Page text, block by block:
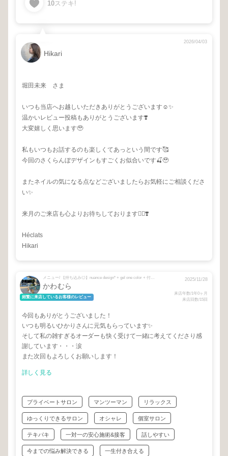
10ステキ!
Hikari
2026/04/03
堀田未来 さま
いつも当店へお越しいただきありがとうございます☺️✨
温かいレビュー投稿もありがとうございます❣️
大変嬉しく思います🥹
私もいつもお話するのも楽しくてあっという間です🥰
今回のさくらんぼデザインもすごくお似合いです🍒🥹
またネイルの気になる点などございましたらお気軽にご相談くださ
い✨
来月のご来店も心よりお待ちしております🙇‍♀️❣️
Héclats
Hikari
メニュー/ 【持ち込み◎】nuance design* + gel one color + 付け替えソフトジェルオフ（初回/事前予約限定）
かわむら
頻繁に来店しているお客様のレビュー
2025/11/28
来店年数/1年0ヶ月
来店回数/15回
今回もありがとうございました！
いつも明るいひかりさんに元気もらっています✨
そして私の雑すぎるオーダーも快く受けて一緒に考えてくださり感
謝しています・・・涙
また次回もよろしくお願いします！
詳しく見る
プライベートサロン マンツーマン リラックス
ゆっくりできるサロン オシャレ 個室サロン
テキパキ 一対一の安心施術&接客 話しやすい
今までの悩み解決できる 一生付き合える